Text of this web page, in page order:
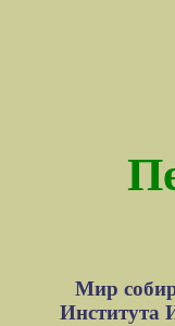
Мир
Института